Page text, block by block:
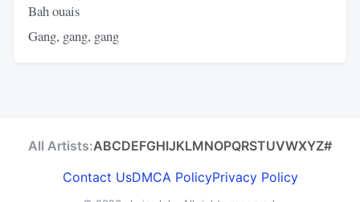
Bah ouais
Gang, gang, gang
All Artists:ABCDEFGHIJKLMNOPQRSTUVWXYZ#
Contact UsDMCA PolicyPrivacy Policy